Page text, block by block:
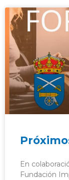
En
Fundación